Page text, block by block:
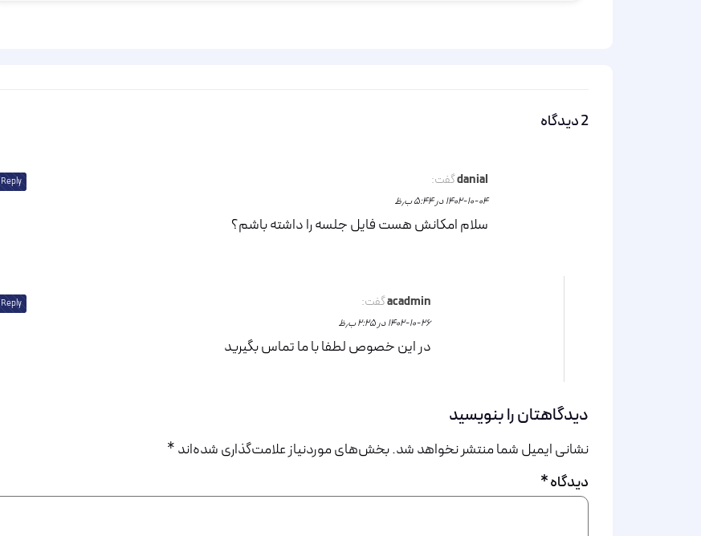
2 دیدگاه
danialگفت:
۱۴۰۲-۱۰-۰۴ در ۵:۴۴ ب٫ظ
سلام امکانش هست فایل جلسه را داشته باشم؟
Reply
acadminگفت:
۱۴۰۲-۱۰-۲۶ در ۲:۲۵ ب٫ظ
در این خصوص لطفا با ما تماس بگیرید
Reply
دیدگاهتان را بنویسید
نشانی ایمیل شما منتشر نخواهد شد.بخش‌های موردنیاز علامت‌گذاری شده‌اند*
دیدگاه*